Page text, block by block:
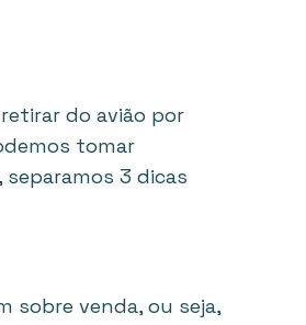
do avião por
tomar
3 dicas
sobre venda, ou seja,